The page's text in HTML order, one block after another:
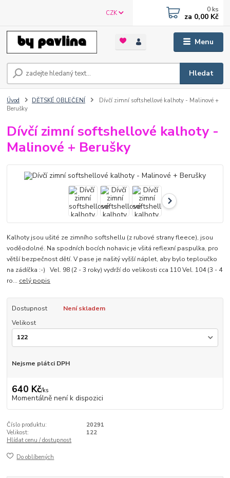
Menu
CZK
Hledat
0 ks
za 0,00 Kč
Úvod DĚTSKÉ OBLEČENÍ
Dívčí zimní softshellové kalhoty - Malinové +
Berušky
Dívčí zimní softshellové kalhoty -
Malinové + Berušky
Kalhoty jsou ušité ze zimního softshellu (z rubové strany fleece), jsou
voděodolné. Na spodních bocích nohavic je všitá reflexní paspulka, pro
větší bezpečnost dětí. V pase je našitý vyšší náplet, aby bylo teploučko
na zádíčka :-) Vel. 98 (2 - 3 roky) vydrží do velikosti cca 110 Vel. 104 (3 - 4
ro... celý popis
Dostupnost
Není skladem
Velikost
Nejsme plátci DPH
640 Kč/ks
Momentálně není k dispozici
Číslo produktu:
20291
Velikost:
122
Hlídat cenu / dostupnost
Do oblíbených